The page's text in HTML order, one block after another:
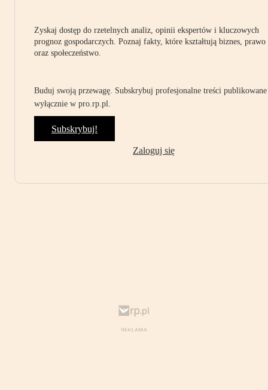
Zyskaj dostęp do rzetelnych analiz, opinii ekspertów i kluczowych
prognoz gospodarczych. Poznaj fakty, które kształtują biznes, prawo
oraz społeczeństwo.
Buduj swoją przewagę. Subskrybuj profesjonalne treści publikowane
wyłącznie w pro.rp.pl.
Subskrybuj!
Zaloguj się